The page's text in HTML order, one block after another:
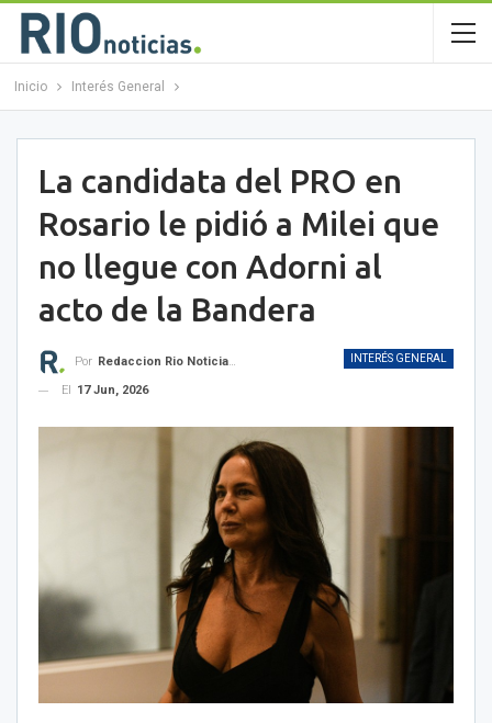
Inicio Interés General
La candidata del PRO en
Rosario le pidió a Milei que
no llegue con Adorni al
acto de la Bandera
INTERÉS GENERAL
Por Redaccion Rio Noticias OK
El
17 Jun, 2026